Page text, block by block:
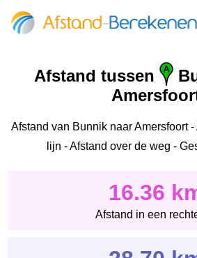
Afstand tussen
Afstand van Bunnik naar Amersfoort
lijn - Afstand over de weg -
16.36
Afstand in een